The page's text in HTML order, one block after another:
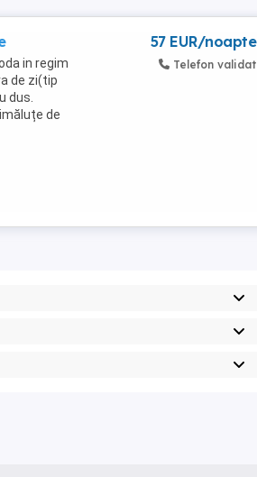
in regim
de zi(tip
dus.
de
57 EUR/noapte
Telefon validat